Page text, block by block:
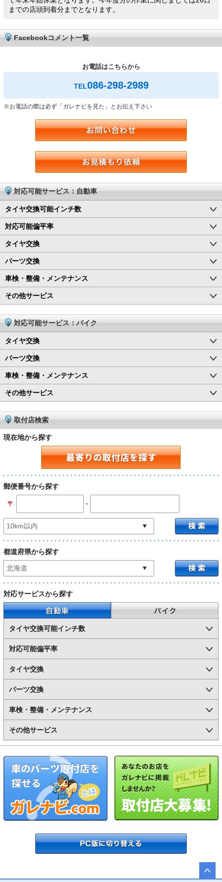
までの店頭到着分までとなります。
Facebookコメント一覧
お電話はこちらから
TEL086-298-2989
※お電話の際は必ず「ガレナビを見た」とお伝え下さい
対応可能サービス：自動車
タイヤ交換可能インチ数
対応可能偏平率
タイヤ交換
パーツ交換
車検・整備・メンテナンス
その他サービス
対応可能サービス：バイク
タイヤ交換
パーツ交換
車検・整備・メンテナンス
その他サービス
取付店検索
現在地から探す
郵便番号から探す
〒 -
都道府県から探す
対応サービスから探す
自動車
バイク
タイヤ交換可能インチ数
対応可能偏平率
タイヤ交換
パーツ交換
車検・整備・メンテナンス
その他サービス